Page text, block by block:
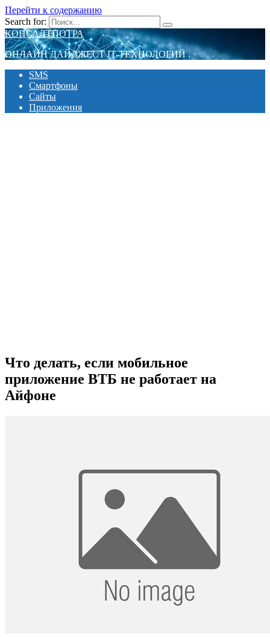
Перейти к содержанию
Search for:
КОНСАЛТПОТРА
ОНЛАЙН ДАЙДЖЕСТ IT-ТЕХНОЛОГИЙ
SMS
Смартфоны
Сайты
Приложения
Что делать, если мобильное
приложение ВТБ не работает на
Айфоне